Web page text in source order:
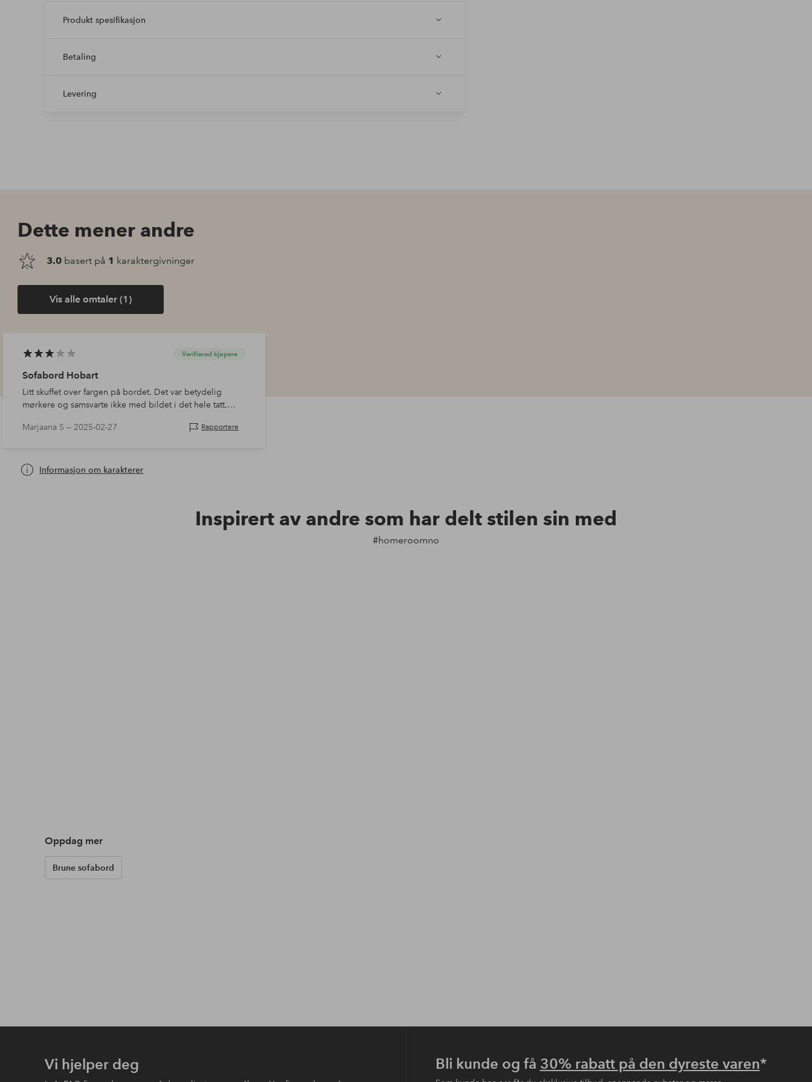
Produkt spesifikasjon
Betaling
Levering
Dette mener andre
3.0 basert på 1 karaktergivninger
Vis alle omtaler (1)
Verifierad kjøpere
Sofabord Hobart
Litt skuffet over fargen på bordet. Det var betydelig
mørkere og samsvarte ikke med bildet i det hele tatt.
størrelse.
Marjaana S —2025-02-27 Rapportere
Informasjon om karakterer
Inspirert av andre som har delt stilen sin med
#homeroomno
Oppdag mer
Brune sofabord
Vi hjelper deg Bli kunde og få 30% rabatt på den dyreste varen*